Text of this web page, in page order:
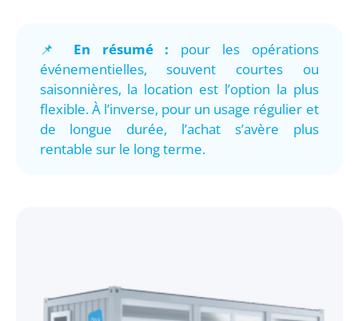
📌 En résumé : pour les opérations
événementielles, souvent courtes ou
saisonnières, la location est l’option la plus
flexible. À l’inverse, pour un usage régulier et
de longue durée, l’achat s’avère plus
rentable sur le long terme.